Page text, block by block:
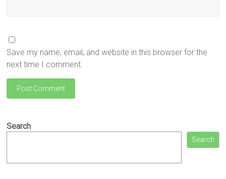
Save my name, email, and website in this browser for the
next time I comment.
Search
Search